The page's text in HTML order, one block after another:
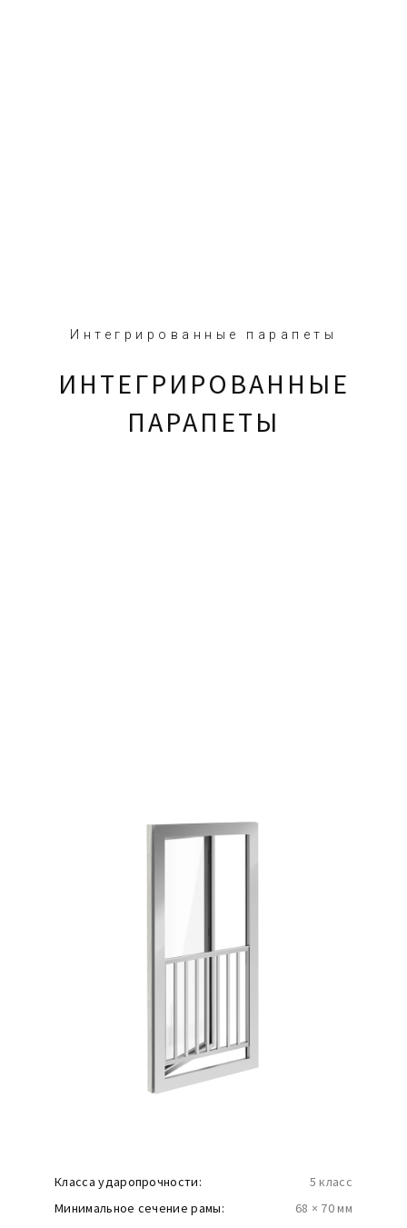
Интегрированные парапеты
ИНТЕГРИРОВАННЫЕ
ПАРАПЕТЫ
Класса ударопрочности:
5 класс
Минимальное сечение рамы:
68 × 70 мм